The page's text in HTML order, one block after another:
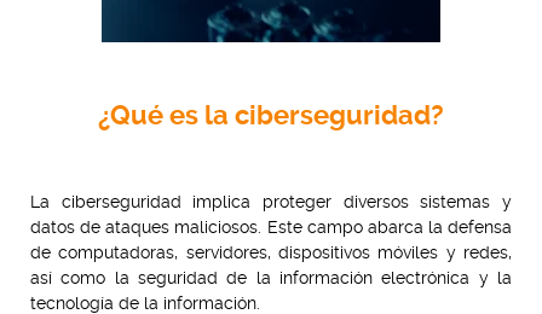
¿Qué es la ciberseguridad?
La ciberseguridad implica proteger diversos sistemas y
datos de ataques maliciosos. Este campo abarca la defensa
de computadoras, servidores, dispositivos móviles y redes,
así como la seguridad de la información electrónica y la
tecnología de la información.